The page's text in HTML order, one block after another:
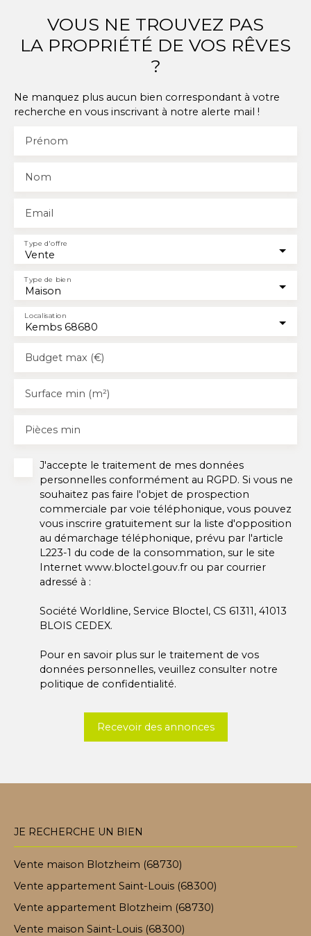
VOUS NE TROUVEZ PAS
LA PROPRIÉTÉ DE VOS RÊVES
?
Ne manquez plus aucun bien correspondant à votre
recherche en vous inscrivant à notre alerte mail !
Prénom
Nom
Email
Vente
Type d'offre
Maison
Type de bien
Kembs 68680
Localisation
Budget max (€)
Surface min (m²)
Pièces min
J'accepte le traitement de mes données
personnelles conformément au RGPD. Si vous ne
souhaitez pas faire l'objet de prospection
commerciale par voie téléphonique, vous pouvez
vous inscrire gratuitement sur la liste d'opposition
au démarchage téléphonique, prévu par l'article
L223-1 du code de la consommation, sur le site
Internet www.bloctel.gouv.fr ou par courrier
adressé à :
Société Worldline, Service Bloctel, CS 61311, 41013
BLOIS CEDEX.
Pour en savoir plus sur le traitement de vos
données personnelles, veuillez consulter notre
politique de confidentialité.
Recevoir des annonces
JE RECHERCHE UN BIEN
Vente maison Blotzheim (68730)
Vente appartement Saint-Louis (68300)
Vente appartement Blotzheim (68730)
Vente maison Saint-Louis (68300)